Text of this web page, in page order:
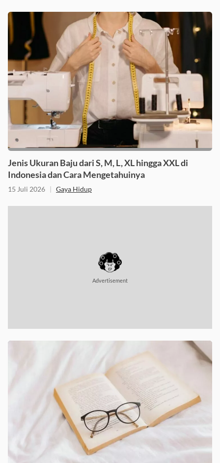
Jenis Ukuran Baju dari S, M, L, XL hingga XXL di
Indonesia dan Cara Mengetahuinya
15 Juli 2026 | Gaya Hidup
Advertisement